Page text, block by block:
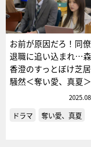
お前が原因だろ！同
退職に追い込まれ…森
香澄のすっとぼけ芝
騒然＜奪い愛、真夏＞
ドラマ 奪い愛、真夏